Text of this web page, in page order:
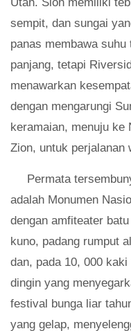
sempit, dan sungai
panas membawa
panjang, tetapi
menawarkan
dengan mengarungi
keramaian, menuju ke
Zion, untuk perjalanan
Permata
adalah Monumen
dengan amfiteater
kuno, padang rumput
dan, pada 10, 000
dingin yang
festival bunga liar
yang gelap,